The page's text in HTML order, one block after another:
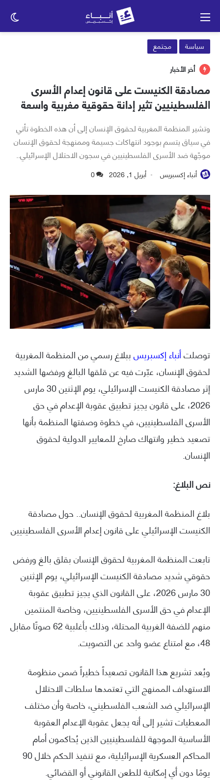
سياسة
مجتمع
أخر الأخبار
مصادقة الكنيست على قانون إعدام الأسرى
الفلسطينيين تثير إدانة حقوقية مغربية واسعة
وتشير المنظمة المغربية لحقوق الإنسان إلى أن هذه الخطوة تأتي
في سياق يتسم بوجود انتهاكات جسيمة وممنهجة لحقوق الإنسان
موجّهة ضد الأسرى الفلسطينيين في سجون الاحتلال الإسرائيلي..
أنباء إكسبريس أبريل 1, 2026 0
توصلتأنباء إكسبريسببلاغ رسمي من المنظمة المغربية
لحقوق الإنسان، عبّرت فيه عن قلقها البالغ ورفضها الشديد
إثر مصادقة الكنيست الإسرائيلي، يوم الإثنين 30 مارس
2026، على قانون يجيز تطبيق عقوبة الإعدام في حق
الأسرى الفلسطينيين، في خطوة وصفتها المنظمة بأنها
تصعيد خطير وانتهاك صارخ للمعايير الدولية لحقوق
الإنسان.
نص البلاغ:
بلاغ المنظمة المغربية لحقوق الإنسان.. حول مصادقة
الكنيست الإسرائيلي على قانون إعدام الأسرى الفلسطينيين
تابعت المنظمة المغربية لحقوق الإنسان بقلق بالغ ورفض
حقوقي شديد مصادقة الكنيست الإسرائيلي، يوم الإثنين
30 مارس 2026، على القانون الذي يجيز تطبيق عقوبة
الإعدام في حق الأسرى الفلسطينيين، وخاصة المنتمين
منهم للضفة الغربية المحتلة، وذلك بأغلبية 62 صوتًا مقابل
48، مع امتناع عضو واحد عن التصويت.
ويُعد تشريع هذا القانون تصعيداً خطيراً ضمن منظومة
الاستهداف الممنهج التي تعتمدها سلطات الاحتلال
الإسرائيلي ضد الشعب الفلسطيني، خاصة وأن مختلف
المعطيات تشير إلى أنه يجعل عقوبة الإعدام العقوبة
الأساسية الموجهة للفلسطينيين الذين يُحاكمون أمام
المحاكم العسكرية الإسرائيلية، مع تنفيذ الحكم خلال 90
يومًا دون أي إمكانية للطعن القانوني أو القضائي.